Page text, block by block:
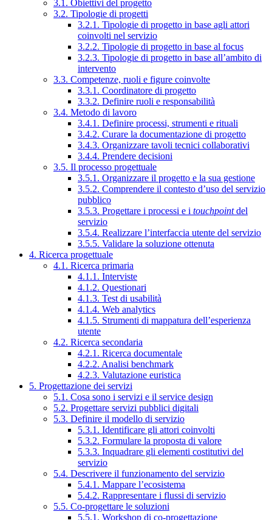
3.1. Obiettivi del progetto
3.2. Tipologie di progetti
3.2.1. Tipologie di progetto in base agli attori
coinvolti nel servizio
3.2.2. Tipologie di progetto in base al focus
3.2.3. Tipologie di progetto in base all’ambito di
intervento
3.3. Competenze, ruoli e figure coinvolte
3.3.1. Coordinatore di progetto
3.3.2. Definire ruoli e responsabilità
3.4. Metodo di lavoro
3.4.1. Definire processi, strumenti e rituali
3.4.2. Curare la documentazione di progetto
3.4.3. Organizzare tavoli tecnici collaborativi
3.4.4. Prendere decisioni
3.5. Il processo progettuale
3.5.1. Organizzare il progetto e la sua gestione
3.5.2. Comprendere il contesto d’uso del servizio
pubblico
3.5.3. Progettare i processi e i touchpointdel
servizio
3.5.4. Realizzare l’interfaccia utente del servizio
3.5.5. Validare la soluzione ottenuta
4. Ricerca progettuale
4.1. Ricerca primaria
4.1.1. Interviste
4.1.2. Questionari
4.1.3. Test di usabilità
4.1.4. Web analytics
4.1.5. Strumenti di mappatura dell’esperienza
utente
4.2. Ricerca secondaria
4.2.1. Ricerca documentale
4.2.2. Analisi benchmark
4.2.3. Valutazione euristica
5. Progettazione dei servizi
5.1. Cosa sono i servizi e il service design
5.2. Progettare servizi pubblici digitali
5.3. Definire il modello di servizio
5.3.1. Identificare gli attori coinvolti
5.3.2. Formulare la proposta di valore
5.3.3. Inquadrare gli elementi costitutivi del
servizio
5.4. Descrivere il funzionamento del servizio
5.4.1. Mappare l’ecosistema
5.4.2. Rappresentare i flussi di servizio
5.5. Co-progettare le soluzioni
5.5.1. Workshop di co-progettazione